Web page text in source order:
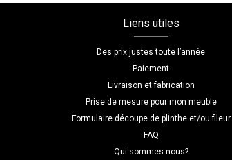
H=251
P=57Liens utiles
Des prix justes toute l’année
Paiement
Livraison et fabrication
Prise de mesure pour mon meuble
Formulaire découpe de plinthe et/ou fileur
FAQ
Qui sommes-nous?